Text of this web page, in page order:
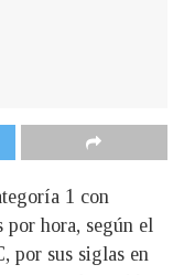
1 con
por hora, según el
por sus siglas en